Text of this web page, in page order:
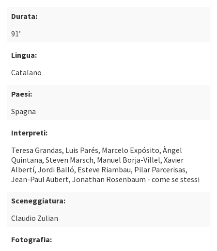
Durata:
91’
Lingua:
Catalano
Paesi:
Spagna
Interpreti:
Teresa Grandas, Luis Parés, Marcelo Expósito, Àngel
Quintana, Steven Marsch, Manuel Borja-Villel, Xavier
Albertí, Jordi Balló, Esteve Riambau, Pilar Parcerisas,
Jean-Paul Aubert, Jonathan Rosenbaum - come se stessi
Sceneggiatura:
Claudio Zulian
Fotografia: